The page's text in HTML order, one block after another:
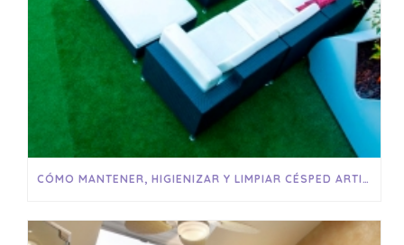
CÓMO MANTENER, HIGIENIZAR Y LIMPIAR CÉSPED ARTIFICIAL